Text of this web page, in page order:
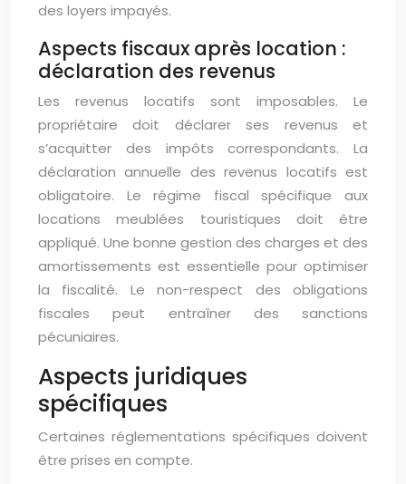
des loyers impayés.
Aspects fiscaux après location :
déclaration des revenus
Les revenus locatifs sont imposables. Le
propriétaire doit déclarer ses revenus et
s’acquitter des impôts correspondants. La
déclaration annuelle des revenus locatifs est
obligatoire. Le régime fiscal spécifique aux
locations meublées touristiques doit être
appliqué. Une bonne gestion des charges et des
amortissements est essentielle pour optimiser
la fiscalité. Le non-respect des obligations
fiscales peut entraîner des sanctions
pécuniaires.
Aspects juridiques
spécifiques
Certaines réglementations spécifiques doivent
être prises en compte.